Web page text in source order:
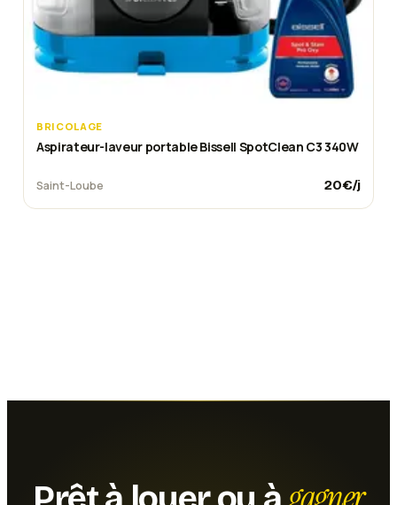
BRICOLAGE
Aspirateur-laveur portable Bissell SpotClean C3 340W
Saint-Loube 20€/j